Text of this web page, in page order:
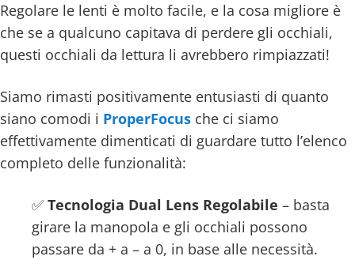
Regolare le lenti è molto facile, e la cosa migliore è
che se a qualcuno capitava di perdere gli occhiali,
questi occhiali da lettura li avrebbero rimpiazzati!
Siamo rimasti positivamente entusiasti di quanto
siano comodi i ProperFocus che ci siamo
effettivamente dimenticati di guardare tutto l’elenco
completo delle funzionalità:
✅ Tecnologia Dual Lens Regolabile – basta
girare la manopola e gli occhiali possono
passare da + a – a 0, in base alle necessità.